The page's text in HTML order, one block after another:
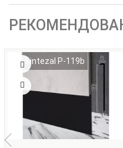
Sintezal P-119b